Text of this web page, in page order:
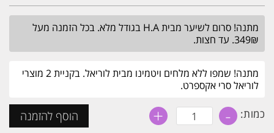
מתנה! סרום לשיער מבית H.A בגודל מלא. בכל הזמנה מעל
349₪. עד חצות.
מתנה! שמפו ללא מלחים ויטמינו מבית לוריאל. בקניית 2 מוצרי
לוריאל סרי אקספרט.
כמות: - כמות
של + הוסף להזמנה